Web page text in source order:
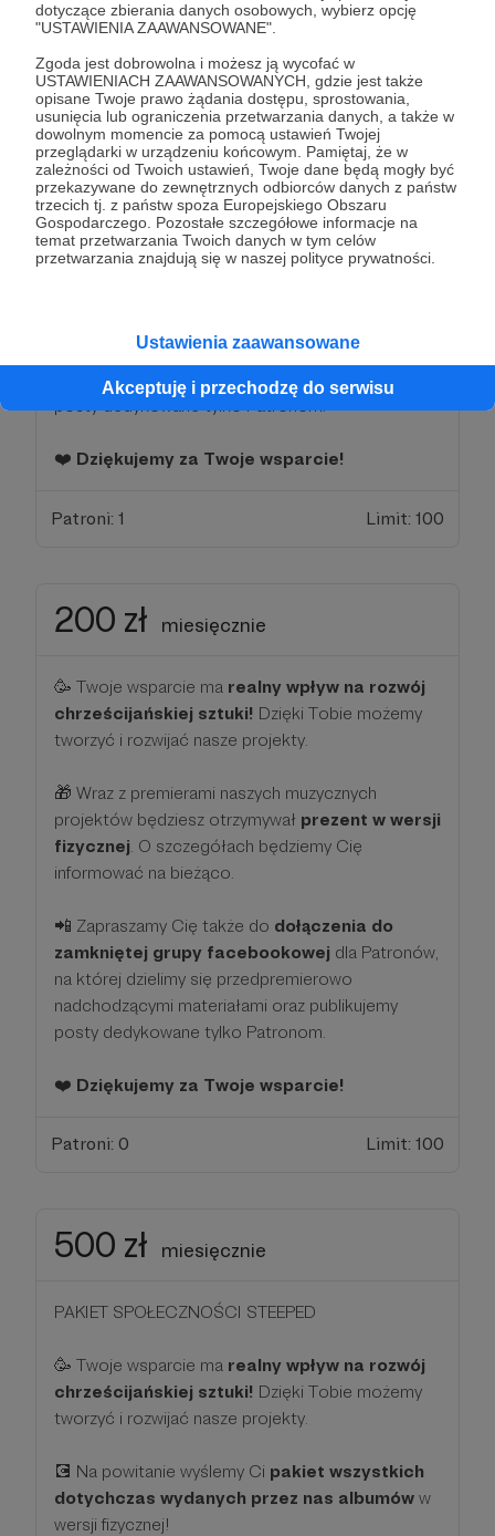
dotyczące zbierania danych osobowych, wybierz opcję
"USTAWIENIA ZAAWANSOWANE".
Zgoda jest dobrowolna i możesz ją wycofać w
USTAWIENIACH ZAAWANSOWANYCH, gdzie jest także
opisane Twoje prawo żądania dostępu, sprostowania,
usunięcia lub ograniczenia przetwarzania danych, a także w
dowolnym momencie za pomocą ustawień Twojej
przeglądarki w urządzeniu końcowym. Pamiętaj, że w
zależności od Twoich ustawień, Twoje dane będą mogły być
przekazywane do zewnętrznych odbiorców danych z państw
trzecich tj. z państw spoza Europejskiego Obszaru
Gospodarczego. Pozostałe szczegółowe informacje na
temat przetwarzania Twoich danych w tym celów
przetwarzania znajdują się w naszej polityce prywatności.
Ustawienia zaawansowane
Akceptuję i przechodzę do serwisu
🥳 Twoje wsparcie marealny wpływ na rozwój
chrześcijańskiej sztuki!Dzięki Tobie możemy
tworzyć i rozwijać nasze projekty.
🎁 Wraz z premierami naszych muzycznych
projektów będziesz otrzymywałprezent w wersji
fizycznej. O szczegółach będziemy Cię
informować na bieżąco.
na której dzielimy się przedpremierowo
nadchodzącymi materiałami oraz publikujemy
posty dedykowane tylko Patronom.
❤️ Dziękujemy za Twoje wsparcie!
Patroni: 1 Limit: 100
200 zł miesięcznie
🥳 Twoje wsparcie ma realny wpływ na rozwój
chrześcijańskiej sztuki! Dzięki Tobie możemy
tworzyć i rozwijać nasze projekty.
🎁 Wraz z premierami naszych muzycznych
projektów będziesz otrzymywał prezent w wersji
fizycznej . O szczegółach będziemy Cię
informować na bieżąco.
📲 Zapraszamy Cię także do dołączenia do
zamkniętej grupy facebookowej dla Patronów,
na której dzielimy się przedpremierowo
nadchodzącymi materiałami oraz publikujemy
posty dedykowane tylko Patronom.
❤️ Dziękujemy za Twoje wsparcie!
Patroni: 0 Limit: 100
500 zł miesięcznie
PAKIET SPOŁECZNOŚCI STEEPED
🥳 Twoje wsparcie ma realny wpływ na rozwój
chrześcijańskiej sztuki! Dzięki Tobie możemy
tworzyć i rozwijać nasze projekty.
💽 Na powitanie wyślemy Ci pakiet wszystkich
dotychczas wydanych przez nas albumów w
wersji fizycznej!